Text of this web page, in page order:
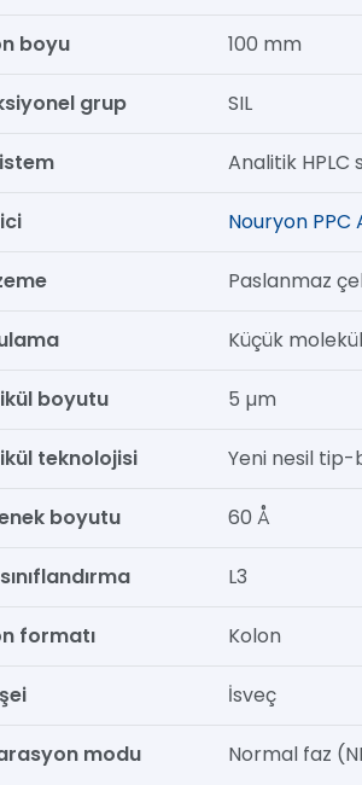
boyu 100 mm
grup SIL
Analitik HPLC
Nouryon
Paslanmaz
Küçük
boyutu 5 µm
teknolojisi Yeni nesil tip-
boyutu 60 Å
L3
formatı Kolon
İsveç
modu Normal faz